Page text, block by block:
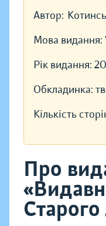
Автор:
Мова видання:
Рік видання:
Обкладинка:
Кількість
Про